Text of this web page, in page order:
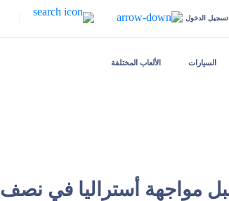
تسجيل الدخول
السيارات الألعاب المختلفة
قبل مواجهة أستراليا في نصف